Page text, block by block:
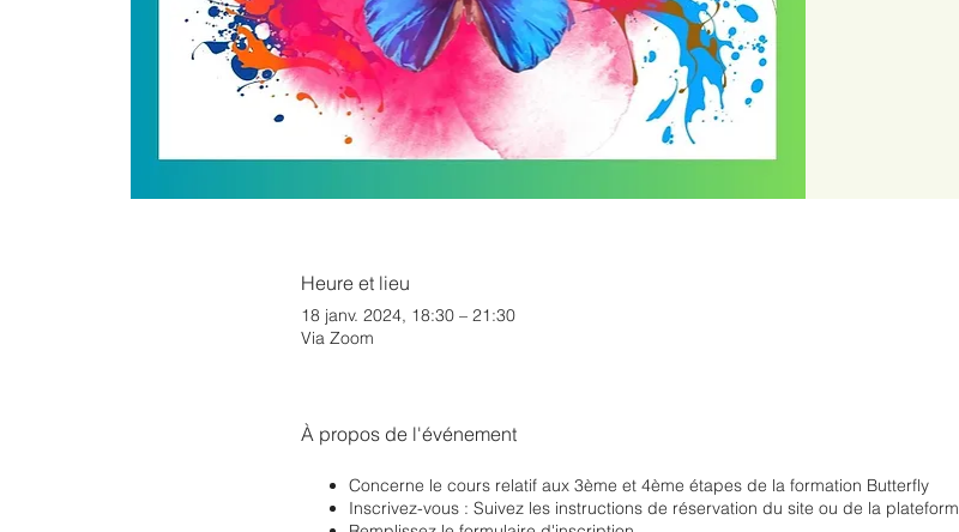
Heure et lieu
18 janv. 2024, 18:30 – 21:30
Via Zoom
À propos de l'événement
Concerne le cours relatif aux 3ème et 4ème étapes de la formation Butterfly
Inscrivez-vous : Suivez les instructions de réservation du site ou de la